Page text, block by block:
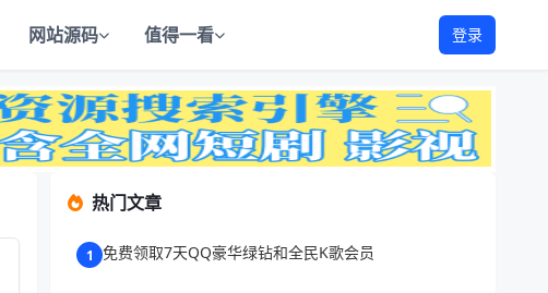
网站源码 值得一看 登录
热门文章
1 免费领取7天QQ豪华绿钻和全民K歌会员